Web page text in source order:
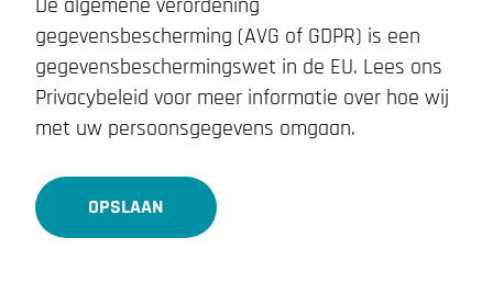
gegevensbescherming (AVG of GDPR) is een
gegevensbeschermingswet in de EU. Lees ons
Privacybeleid voor meer informatie over hoe wij
met uw persoonsgegevens omgaan.
OPSLAAN